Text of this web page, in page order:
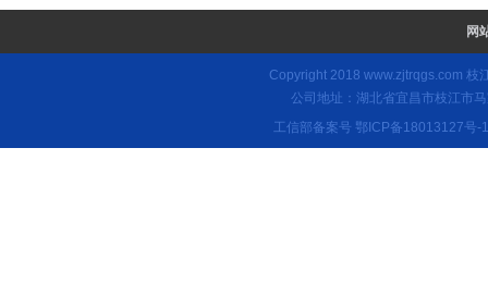
网
Copyright 2018 www.zjtrqgs.com 枝
公司地址：湖北省宜昌市枝江市
工信部备案号 鄂ICP备18013127号-1